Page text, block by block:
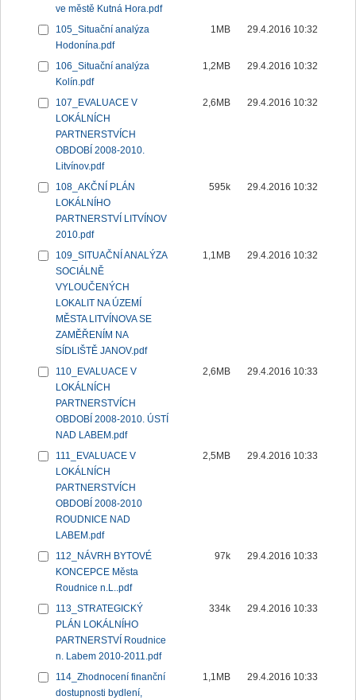
ve městě Kutná Hora.pdf
105_Situační analýza
Hodonína.pdf
1MB 29.4.2016 10:32
106_Situační analýza
Kolín.pdf
1,2MB 29.4.2016 10:32
107_EVALUACE V
LOKÁLNÍCH
PARTNERSTVÍCH
OBDOBÍ 2008-2010.
Litvínov.pdf
2,6MB 29.4.2016 10:32
108_AKČNÍ PLÁN
LOKÁLNÍHO
PARTNERSTVÍ LITVÍNOV
2010.pdf
595k 29.4.2016 10:32
109_SITUAČNÍ ANALÝZA
SOCIÁLNĚ
VYLOUČENÝCH
LOKALIT NA ÚZEMÍ
MĚSTA LITVÍNOVA SE
ZAMĚŘENÍM NA
SÍDLIŠTĚ JANOV.pdf
1,1MB 29.4.2016 10:32
110_EVALUACE V
LOKÁLNÍCH
PARTNERSTVÍCH
OBDOBÍ 2008-2010. ÚSTÍ
NAD LABEM.pdf
2,6MB 29.4.2016 10:33
111_EVALUACE V
LOKÁLNÍCH
PARTNERSTVÍCH
OBDOBÍ 2008-2010
ROUDNICE NAD
LABEM.pdf
2,5MB 29.4.2016 10:33
112_NÁVRH BYTOVÉ
KONCEPCE Města
Roudnice n.L..pdf
97k 29.4.2016 10:33
113_STRATEGICKÝ
PLÁN LOKÁLNÍHO
PARTNERSTVÍ Roudnice
n. Labem 2010-2011.pdf
334k 29.4.2016 10:33
114_Zhodnocení finanční
dostupnosti bydlení,
1,1MB 29.4.2016 10:33